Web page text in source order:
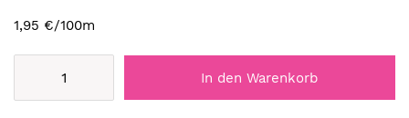
1,95 €/100m
In den Warenkorb